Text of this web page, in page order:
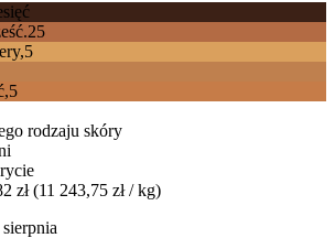
rodzaju skóry
zł (11 243,75 zł / kg)